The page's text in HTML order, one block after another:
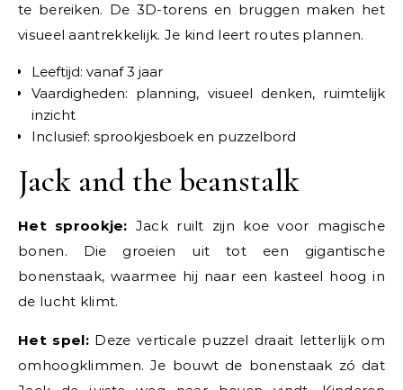
te bereiken. De 3D-torens en bruggen maken het
visueel aantrekkelijk. Je kind leert routes plannen.
Leeftijd: vanaf 3 jaar
Vaardigheden: planning, visueel denken, ruimtelijk
inzicht
Inclusief: sprookjesboek en puzzelbord
Jack and the beanstalk
Het sprookje: Jack ruilt zijn koe voor magische
bonen. Die groeien uit tot een gigantische
bonenstaak, waarmee hij naar een kasteel hoog in
de lucht klimt.
Het spel:Deze verticale puzzel draait letterlijk om
omhoogklimmen. Je bouwt de bonenstaak zó dat